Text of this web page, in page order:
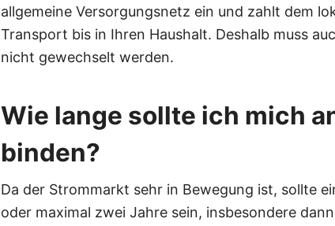
allgemeine Versorgungsnetz ein und zahlt dem
Transport bis in Ihren Haushalt. Deshalb muss
nicht gewechselt werden.
Wie lange sollte ich mich
binden?
Da der Strommarkt sehr in Bewegung ist, sollte
oder maximal zwei Jahre sein, insbesondere